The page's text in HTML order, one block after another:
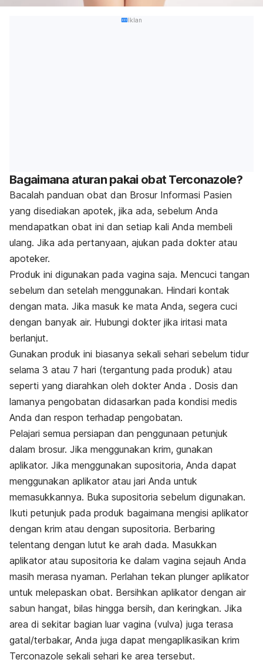
Iklan
Bagaimana aturan pakai obat Terconazole?
Bacalah panduan obat dan Brosur Informasi Pasien
yang disediakan apotek, jika ada, sebelum Anda
mendapatkan obat ini dan setiap kali Anda membeli
ulang. Jika ada pertanyaan, ajukan pada dokter atau
apoteker.
Produk ini digunakan pada vagina saja. Mencuci tangan
sebelum dan setelah menggunakan. Hindari kontak
dengan mata. Jika masuk ke mata Anda, segera cuci
dengan banyak air. Hubungi dokter jika iritasi mata
berlanjut.
Gunakan produk ini biasanya sekali sehari sebelum tidur
selama 3 atau 7 hari (tergantung pada produk) atau
seperti yang diarahkan oleh dokter Anda . Dosis dan
lamanya pengobatan didasarkan pada kondisi medis
Anda dan respon terhadap pengobatan.
Pelajari semua persiapan dan penggunaan petunjuk
dalam brosur. Jika menggunakan krim, gunakan
aplikator. Jika menggunakan supositoria, Anda dapat
menggunakan aplikator atau jari Anda untuk
memasukkannya. Buka supositoria sebelum digunakan.
Ikuti petunjuk pada produk bagaimana mengisi aplikator
dengan krim atau dengan supositoria. Berbaring
telentang dengan lutut ke arah dada. Masukkan
aplikator atau supositoria ke dalam vagina sejauh Anda
masih merasa nyaman. Perlahan tekan plunger aplikator
untuk melepaskan obat. Bersihkan aplikator dengan air
sabun hangat, bilas hingga bersih, dan keringkan. Jika
area di sekitar bagian luar vagina (vulva) juga terasa
gatal/terbakar, Anda juga dapat mengaplikasikan krim
Terconazole sekali sehari ke area tersebut.